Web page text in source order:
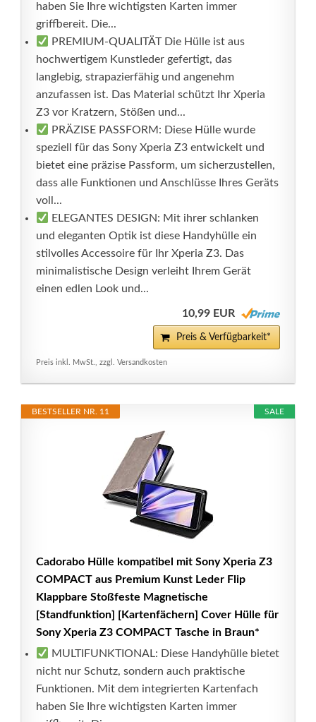
haben Sie Ihre wichtigsten Karten immer
griffbereit. Die...
PREMIUM-QUALITÄT Die Hülle ist aus
hochwertigem Kunstleder gefertigt, das
langlebig, strapazierfähig und angenehm
anzufassen ist. Das Material schützt Ihr Xperia
Z3 vor Kratzern, Stößen und...
PRÄZISE PASSFORM: Diese Hülle wurde
speziell für das Sony Xperia Z3 entwickelt und
bietet eine präzise Passform, um sicherzustellen,
dass alle Funktionen und Anschlüsse Ihres Geräts
voll...
ELEGANTES DESIGN: Mit ihrer schlanken
und eleganten Optik ist diese Handyhülle ein
stilvolles Accessoire für Ihr Xperia Z3. Das
minimalistische Design verleiht Ihrem Gerät
einen edlen Look und...
10,99 EUR
Preis & Verfügbarkeit*
Preis inkl. MwSt., zzgl. Versandkosten
SALE
BESTSELLER NR. 11
Cadorabo Hülle kompatibel mit Sony Xperia Z3
COMPACT aus Premium Kunst Leder Flip
Klappbare Stoßfeste Magnetische
[Standfunktion] [Kartenfächern] Cover Hülle für
Sony Xperia Z3 COMPACT Tasche in Braun*
MULTIFUNKTIONAL: Diese Handyhülle bietet
nicht nur Schutz, sondern auch praktische
Funktionen. Mit dem integrierten Kartenfach
haben Sie Ihre wichtigsten Karten immer